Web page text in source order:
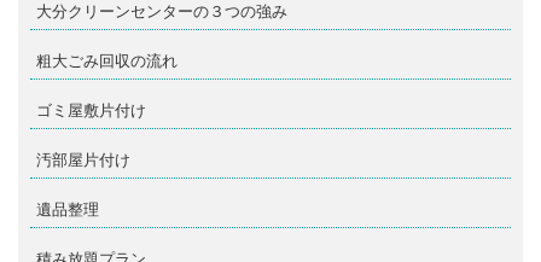
大分クリーンセンターの３つの強み
粗大ごみ回収の流れ
ゴミ屋敷片付け
汚部屋片付け
遺品整理